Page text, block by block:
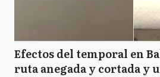
Efectos del temporal en
ruta anegada y cortada y